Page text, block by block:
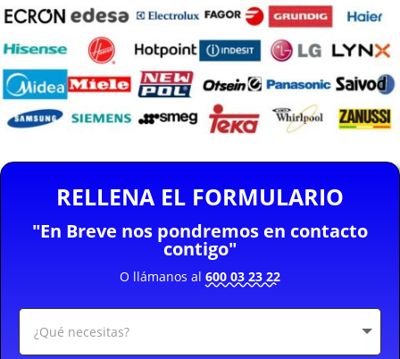
RELLENA EL FORMULARIO
"En Breve nos pondremos en contacto
contigo"
O llámanos al 600 03 23 22